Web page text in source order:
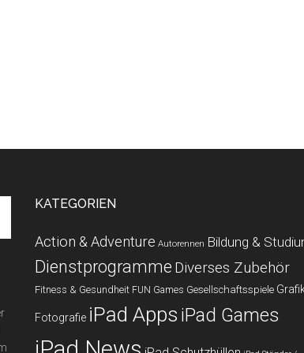
KATEGORIEN
Action & Adventure Autorennen Bildung &
Dienstprogramme Diverses Zubehör
Fitness & Gesundheit FUN Games Gesellschaftsspiele
Fotografie iPad Apps iPad Games